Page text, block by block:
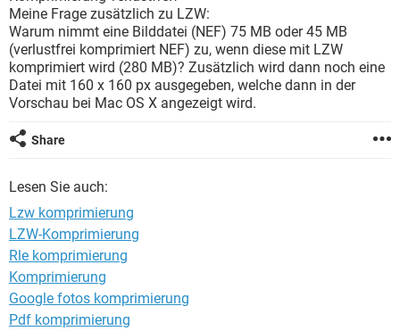
WHATSAPP
FACEBOOK HARDWARE
Meine Frage zusätzlich zu LZW:
Warum nimmt eine Bilddatei (NEF) 75 MB oder 45 MB
(verlustfrei komprimiert NEF) zu, wenn diese mit LZW
komprimiert wird (280 MB)? Zusätzlich wird dann noch eine
Datei mit 160 x 160 px ausgegeben, welche dann in der
Vorschau bei Mac OS X angezeigt wird.
Share
Lesen Sie auch:
Lzw komprimierung
LZW-Komprimierung
Rle komprimierung
Komprimierung
Google fotos komprimierung
Pdf komprimierung